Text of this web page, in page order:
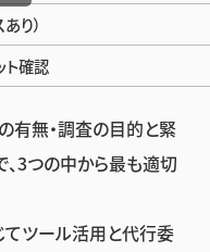
り）
ト確認
有無・調査の目的と緊
3つの中から最も適切
てツール活用と代行委